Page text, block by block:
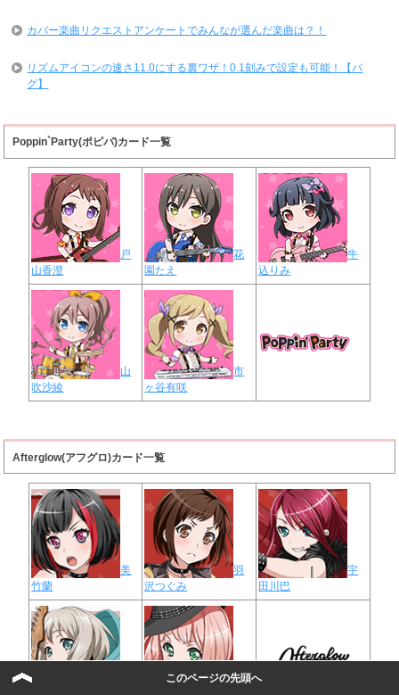
カバー楽曲リクエストアンケートでみんなが選んだ楽曲は？！
リズムアイコンの速さ11.0にする裏ワザ！0.1刻みで設定も可能！【バ
グ】
Poppin`Party(ポピパ)カード一覧
戸
山香澄
花
園たえ
牛
込りみ
山
吹沙綾
市
ヶ谷有咲
Afterglow(アフグロ)カード一覧
美
竹蘭
羽
沢つぐみ
宇
田川巴
上
このページの先頭へ